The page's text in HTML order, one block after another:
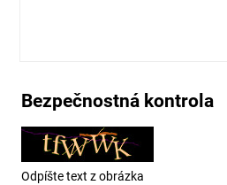
Bezpečnostná kontrola
Odpíšte text z obrázka